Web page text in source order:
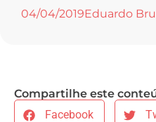
04/04/2019Eduardo
Compartilhe este
Facebook